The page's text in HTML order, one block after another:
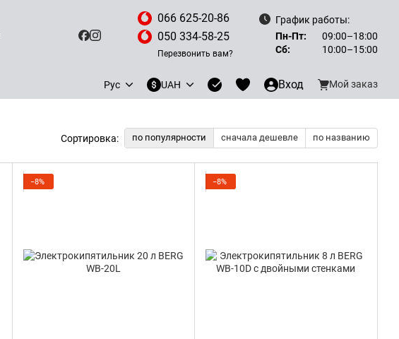
066 625-20-86
050 334-58-25
Перезвонить вам?
График работы:
Пн-Пт:
09:00–18:00
Сб:
10:00–15:00
Рус UAH Вход Мой заказ
Сортировка: по популярности сначала дешевле по названию
−8% −8%